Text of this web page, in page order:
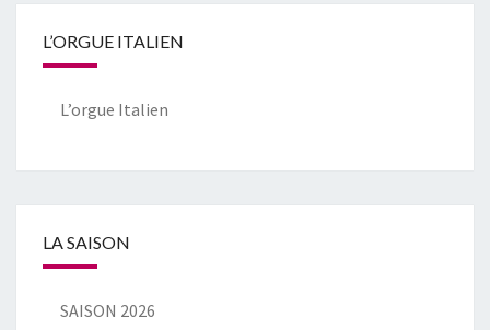
L’ORGUE ITALIEN
L’orgue Italien
LA SAISON
SAISON 2026